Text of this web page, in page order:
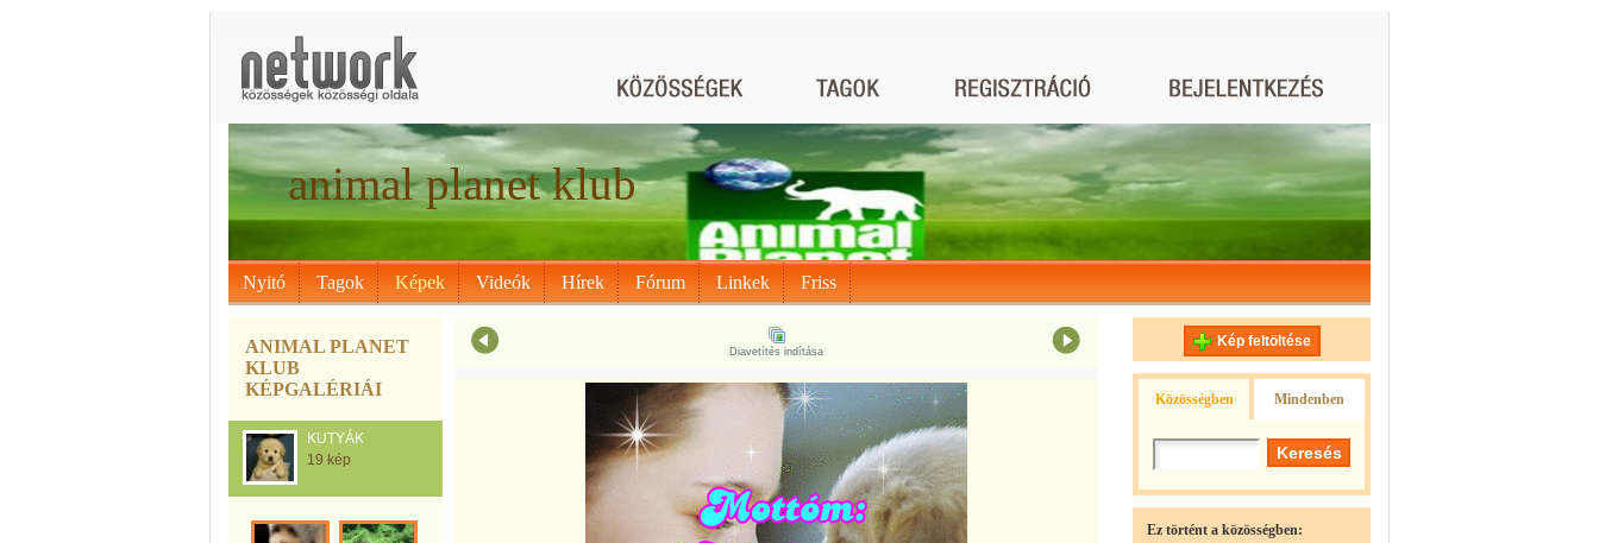
animal planet klub
Nyitó Tagok Képek Videók Hírek Fórum Linkek Friss
ANIMAL PLANET
KLUB
KÉPGALÉRIÁI
KUTYÁK
19 kép
Diavetítés indítása
Kép feltöltése
Közösségben Mindenben
Ez történt a közösségben: